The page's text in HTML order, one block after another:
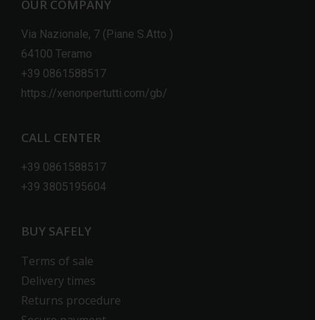
OUR COMPANY
Via Nazionale, 7 (Piane S.Atto )
64100 Teramo
+39 0861588517
https://xenonpertutti.com/gb/
CALL CENTER
+39 0861588517
+39 3805195604
BUY SAFELY
Terms of sale
Delivery times
Returns procedure